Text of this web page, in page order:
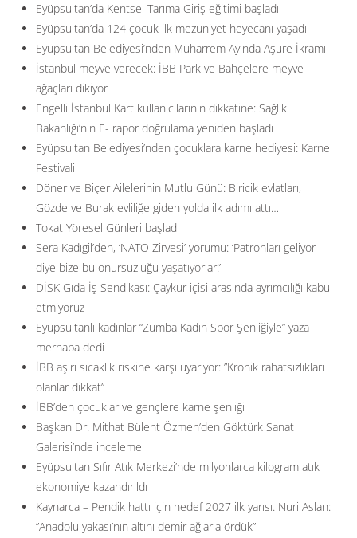
Eyüpsultan’da Kentsel Tarıma Giriş eğitimi başladı
Eyüpsultan’da 124 çocuk ilk mezuniyet heyecanı yaşadı
Eyüpsultan Belediyesi’nden Muharrem Ayında Aşure İkramı
İstanbul meyve verecek: İBB Park ve Bahçelere meyve
ağaçları dikiyor
Engelli İstanbul Kart kullanıcılarının dikkatine: Sağlık
Bakanlığı’nın E- rapor doğrulama yeniden başladı
Eyüpsultan Belediyesi’nden çocuklara karne hediyesi: Karne
Festivali
Döner ve Biçer Ailelerinin Mutlu Günü: Biricik evlatları,
Gözde ve Burak evliliğe giden yolda ilk adımı attı…
Tokat Yöresel Günleri başladı
Sera Kadıgil’den, ‘NATO Zirvesi’ yorumu: ‘Patronları geliyor
diye bize bu onursuzluğu yaşatıyorlar!’
DİSK Gıda İş Sendikası: Çaykur içisi arasında ayrımcılığı kabul
etmiyoruz
Eyüpsultanlı kadınlar “Zumba Kadın Spor Şenliğiyle” yaza
merhaba dedi
İBB aşırı sıcaklık riskine karşı uyarıyor: ”Kronik rahatsızlıkları
olanlar dikkat”
İBB’den çocuklar ve gençlere karne şenliği
Başkan Dr. Mithat Bülent Özmen’den Göktürk Sanat
Galerisi’nde inceleme
Eyüpsultan Sıfır Atık Merkezi’nde milyonlarca kilogram atık
ekonomiye kazandırıldı
Kaynarca – Pendik hattı için hedef 2027 ilk yarısı. Nuri Aslan:
”Anadolu yakası’nın altını demir ağlarla ördük”